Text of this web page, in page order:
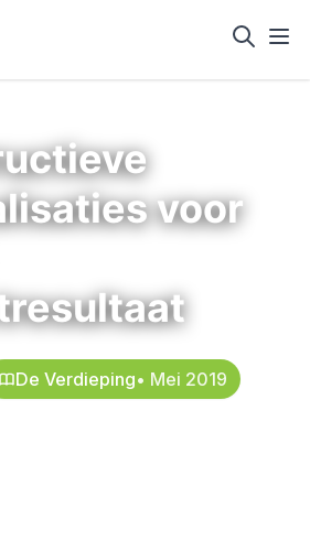
voor
De Verdieping• Mei 2019